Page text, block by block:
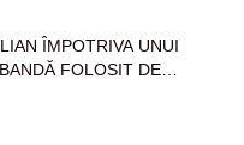
ÎMPOTRIVA UNUI
FOLOSIT DE